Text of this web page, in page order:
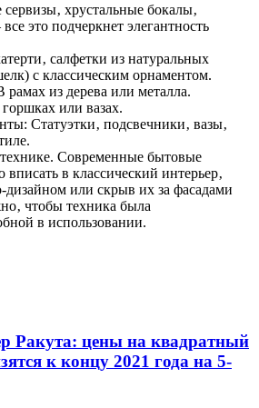
хрустальные бокалы‚
это подчеркнет элегантность
салфетки из натуральных
с классическим орнаментом.
из дерева или металла.
или вазах.
Статуэтки‚ подсвечники‚ вазы‚
Современные бытовые
в классический интерьер‚
дизайном или скрыв их за фасадами
чтобы техника была
в использовании.
Ракута: цены на квадратный
к концу 2021 года на 5-